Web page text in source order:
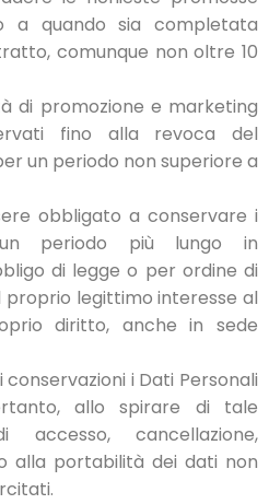
a quando sia completata
comunque non oltre 10
di promozione e marketing
fino alla revoca del
un periodo non superiore a
obbligato a conservare i
periodo più lungo in
di legge o per ordine di
proprio legittimo interesse al
diritto, anche in sede
i Dati Personali
allo spirare di tale
cancellazione,
alla portabilità dei dati non